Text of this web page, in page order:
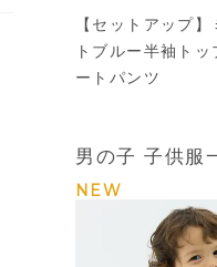
【セットアップ
トブルー半袖トッ
ートパンツ
男の子 子供服
NEW